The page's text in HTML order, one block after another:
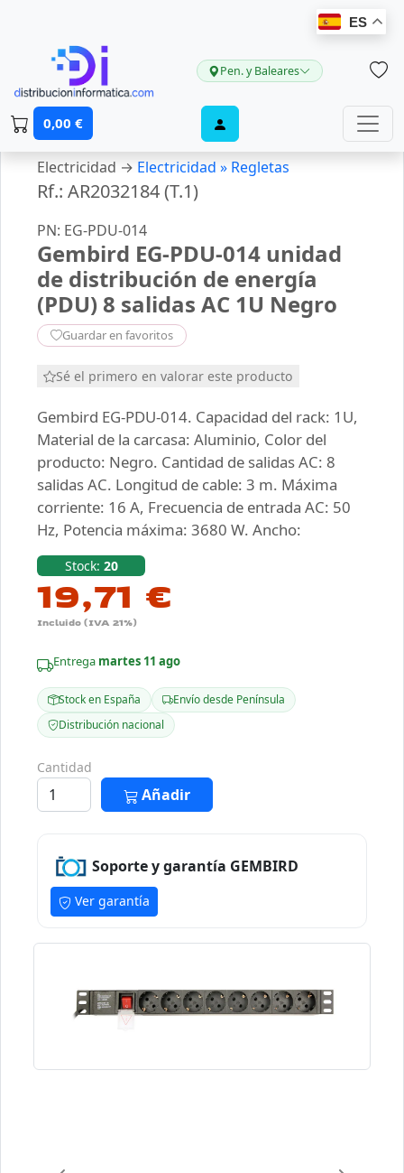
ES
Pen. y Baleares
0,00 €
Electricidad → Electricidad » Regletas
Rf.: AR2032184 (T.1)
PN: EG-PDU-014
Gembird EG-PDU-014 unidad
de distribución de energía
(PDU) 8 salidas AC 1U Negro
Guardar en favoritos
Sé el primero en valorar este producto
Gembird EG-PDU-014. Capacidad del rack: 1U,
Material de la carcasa: Aluminio, Color del
producto: Negro. Cantidad de salidas AC: 8
salidas AC. Longitud de cable: 3 m. Máxima
corriente: 16 A, Frecuencia de entrada AC: 50
Hz, Potencia máxima: 3680 W. Ancho:
Stock: 20
19,71 €
Incluido (IVA 21%)
Entrega martes 11 ago
Stock en España
Envío desde Península
Distribución nacional
Cantidad
Añadir
Soporte y garantía GEMBIRD
Ver garantía